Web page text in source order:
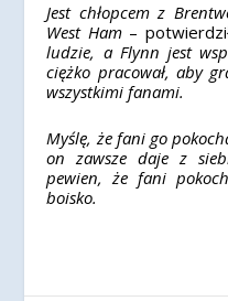
Jest chłopcem z
West Ham–
ludzie, a Flynn jest
ciężko pracował, aby
wszystkimi fanami.
Myślę, że fani go
on zawsze daje z
pewien, że fani
boisko.